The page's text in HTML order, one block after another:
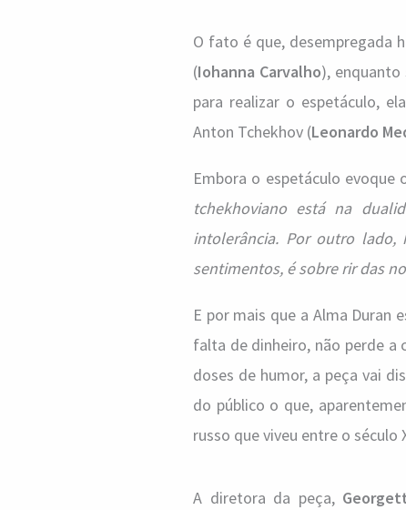
O fato é que, desempregada
(Iohanna Carvalho),
para realizar o espetáculo,
Anton Tchekhov (Leonardo
Embora o espetáculo
tchekhoviano está na
intolerância. Por outro lado,
sentimentos, é sobre rir das
E por mais que a Alma Duran
falta de dinheiro, não perde a
doses de humor, a peça vai
do público o que,
russo que viveu entre o século
A diretora da peça,